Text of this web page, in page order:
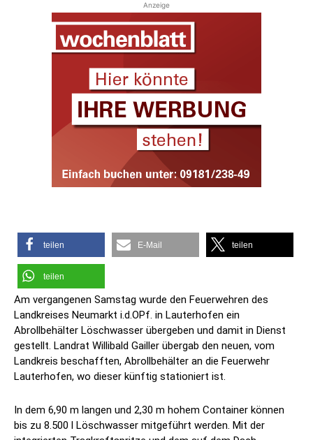
Anzeige
teilen E-Mail teilen
teilen
Am vergangenen Samstag wurde den Feuerwehren des
Landkreises Neumarkt i.d.OPf. in Lauterhofen ein
Abrollbehälter Löschwasser übergeben und damit in Dienst
gestellt. Landrat Willibald Gailler übergab den neuen, vom
Landkreis beschafften, Abrollbehälter an die Feuerwehr
Lauterhofen, wo dieser künftig stationiert ist.
In dem 6,90 m langen und 2,30 m hohem Container können
bis zu 8.500 l Löschwasser mitgeführt werden. Mit der